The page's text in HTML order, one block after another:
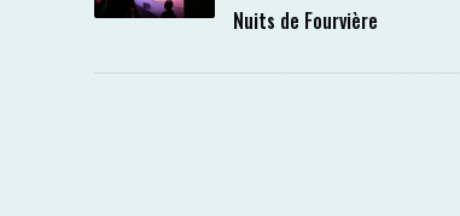
Nuits de Fourvière